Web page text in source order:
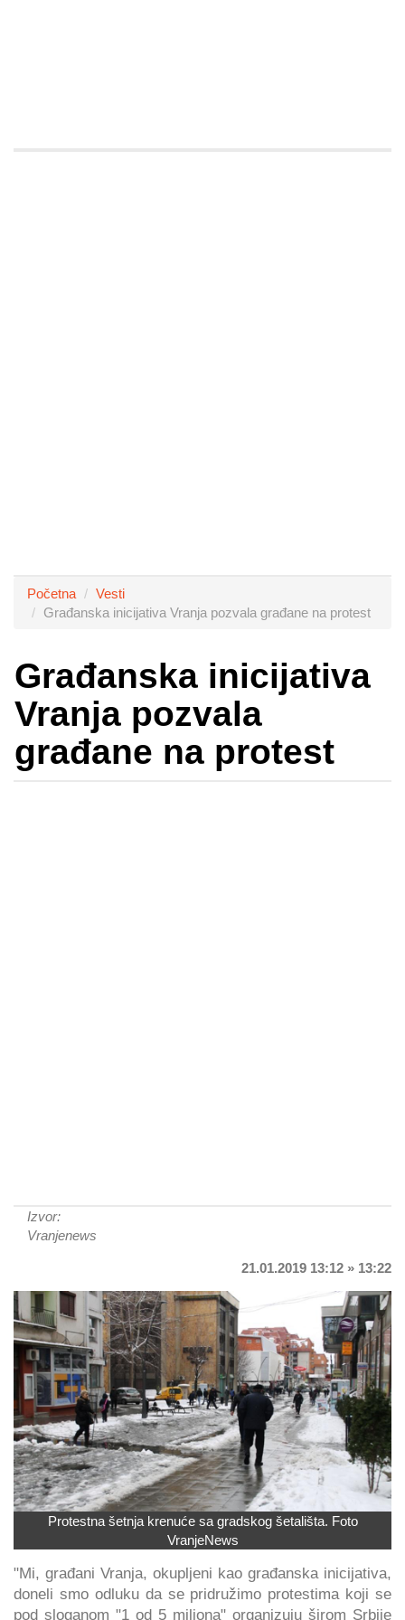
Početna
Vesti
Građanska inicijativa Vranja pozvala građane na protest
Građanska inicijativa
Vranja pozvala
građane na protest
Izvor:
Vranjenews
21.01.2019 13:12 » 13:22
Protestna šetnja krenuće sa gradskog šetališta. Foto
VranjeNews
"Mi, građani Vranja, okupljeni kao građanska inicijativa,
doneli smo odluku da se pridružimo protestima koji se
pod sloganom "1 od 5 miliona" organizuju širom Srbije